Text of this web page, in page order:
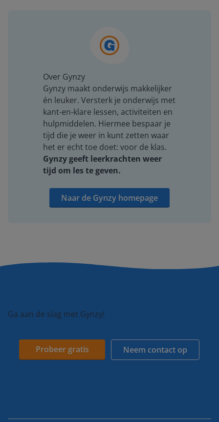
Over Gynzy
Gynzy maakt onderwijs makkelijker
én leuker. Versterk je onderwijs met
kant-en-klare lessen, activiteiten en
hulpmiddelen. Hiermee bespaar je
tijd die je weer in kunt zetten waar
het er echt toe doet: voor de klas.
Gynzy geeft leerkrachten weer
tijd om les te geven.
Naar de Gynzy homepage
Ga aan de slag met Gynzy!
Probeer gratis Neem contact op